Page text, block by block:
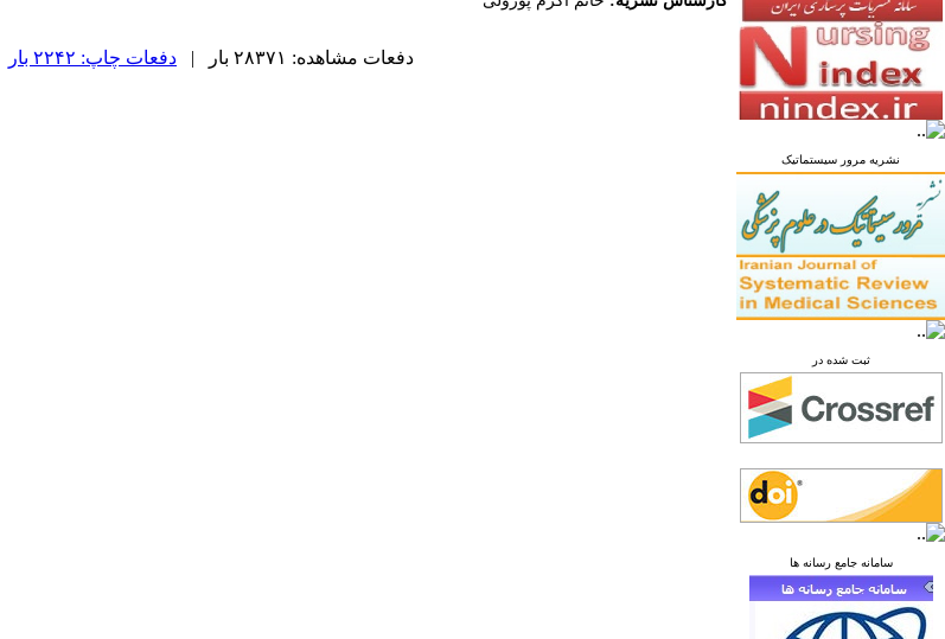
نشریه مرور سیستماتیک
ثبت شده در
سامانه جامع رسانه ها
دفعات مشاهده: ۲۸۳۷۱ بار | دفعات چاپ: ۲۲۴۲ بار